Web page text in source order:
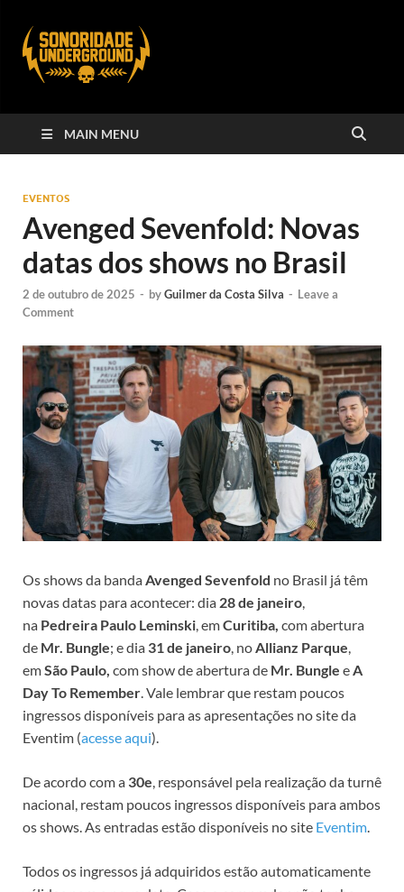
MAIN MENU
EVENTOS
Avenged Sevenfold: Novas
datas dos shows no Brasil
2 de outubro de 2025 - byGuilmer da Costa Silva - Leave a
Comment
Os shows da bandaAvenged Sevenfold no Brasil já têm
novas datas para acontecer: dia 28 de janeiro,
na Pedreira Paulo Leminski, emCuritiba, com abertura
de Mr. Bungle; e dia 31 de janeiro, noAllianz Parque,
emSão Paulo, com show de abertura de Mr. Bungle eA
Day To Remember. Vale lembrar que restam poucos
ingressos disponíveis para as apresentações no site da
Eventim (acesse aqui).
De acordo com a 30e, responsável pela realização da turnê
nacional, restam poucos ingressos disponíveis para ambos
os shows. As entradas estão disponíveis no site Eventim.
Todos os ingressos já adquiridos estão automaticamente